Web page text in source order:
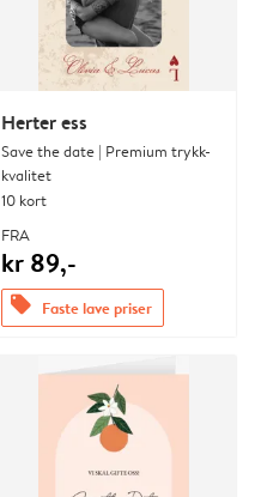
Herter ess
Save the date | Premium trykk-
kvalitet
10 kort
FRA
kr 89,-
offers Faste lave priser